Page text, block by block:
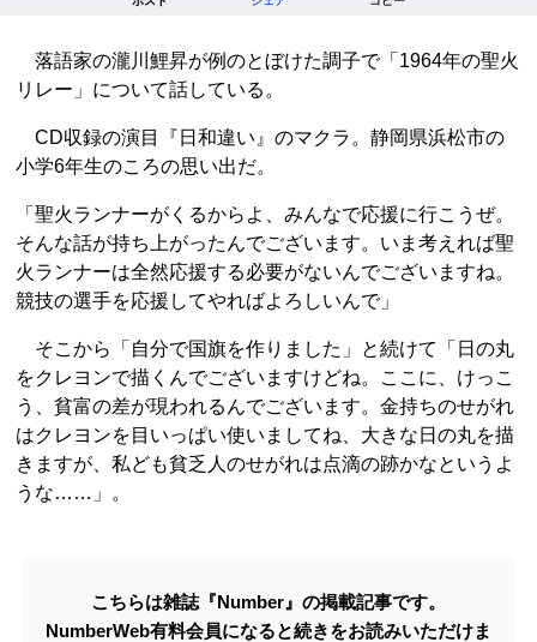
落語家の瀧川鯉昇が例のとぼけた調子で「1964年の聖火
リレー」について話している。
CD収録の演目『日和違い』のマクラ。静岡県浜松市の
小学6年生のころの思い出だ。
「聖火ランナーがくるからよ、みんなで応援に行こうぜ。
そんな話が持ち上がったんでございます。いま考えれば聖
火ランナーは全然応援する必要がないんでございますね。
競技の選手を応援してやればよろしいんで」
そこから「自分で国旗を作りました」と続けて「日の丸
をクレヨンで描くんでございますけどね。ここに、けっこ
う、貧富の差が現われるんでございます。金持ちのせがれ
はクレヨンを目いっぱい使いましてね、大きな日の丸を描
きますが、私ども貧乏人のせがれは点滴の跡かなというよ
うな……」。
こちらは雑誌『Number』の掲載記事です。
NumberWeb有料会員になると続きをお読みいただけま